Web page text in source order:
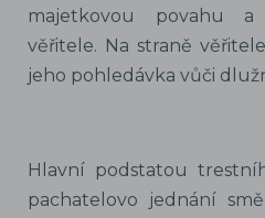
majetkovou povahu a
věřitele. Na straně
jeho pohledávka vůči
Hlavní podstatou
pachatelovo jednání